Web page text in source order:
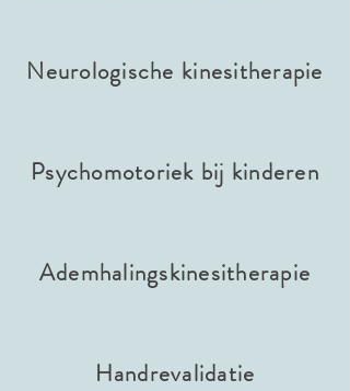
Neurologische kinesitherapie
Psychomotoriek bij kinderen
Ademhalingskinesitherapie
Handrevalidatie